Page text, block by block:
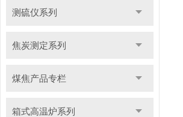
测硫仪系列
焦炭测定系列
煤焦产品专栏
箱式高温炉系列